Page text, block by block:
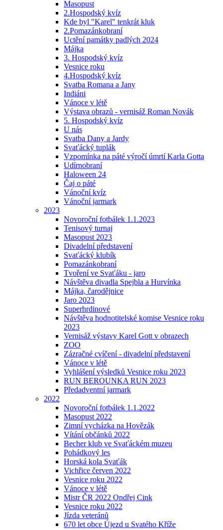
Masopust
2.Hospodský kvíz
Kde byl "Karel" tenkrát kluk
2.Pomazánkobraní
Uctění památky padlých 2024
Májka
3. Hospodský kvíz
Vesnice roku
4.Hospodský kvíz
Svatba Romana a Jany
Indiáni
Vánoce v létě
Výstava obrazů - vernisáž Roman Novák
5. Hospodský kvíz
U nás
Svatba Dany a Jardy
Svaťácký tuplák
Vzpomínka na páté výročí úmrtí Karla Gotta
Udírnobraní
Haloween 24
Čaj o páté
Vánoční kvíz
Vánoční jarmark
2023
Novoroční fotbálek 1.1.2023
Tenisový turnaj
Masopust 2023
Divadelní představení
Svaťácký klubík
Pomazánkobraní
Tvoření ve Svaťáku - jaro
Návštěva divadla Spejbla a Hurvínka
Májka, čarodějnice
Jaro 2023
Superhrdinové
Návštěva hodnotitelské komise Vesnice roku
2023
Vernisáž výstavy Karel Gott v obrazech
ZOO
Zázračné cvíčení - divadelní představení
Vánoce v létě
Vyhlášení výsledků Vesnice roku 2023
RUN BEROUNKA RUN 2023
Předadventní jarmark
2022
Novoroční fotbálek 1.1.2022
Masopust 2022
Zimní vycházka na Hovězák
Vítání občánků 2022
Becher klub ve Svaťáckém muzeu
Pohádkový les
Horská kola Svaťák
Vichřice červen 2022
Vesnice roku 2022
Vánoce v létě
Mistr ČR 2022 Ondřej Cink
Vesnice roku 2022
Jízda veteránů
670 let obce Újezd u Svatého Kříže